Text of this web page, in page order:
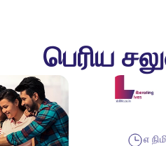
பெரிய
௭